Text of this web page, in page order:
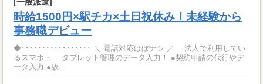
時給1500円×駅チカ×土日祝休み！未経験から
事務職デビュー
◆･････････････････ ＼ 電話対応ほぼナシ ／ 法人で利用してい
るスマホ・ タブレット管理のデータ入力！ ●契約申請の代行やデ
ータ入力 ●故...